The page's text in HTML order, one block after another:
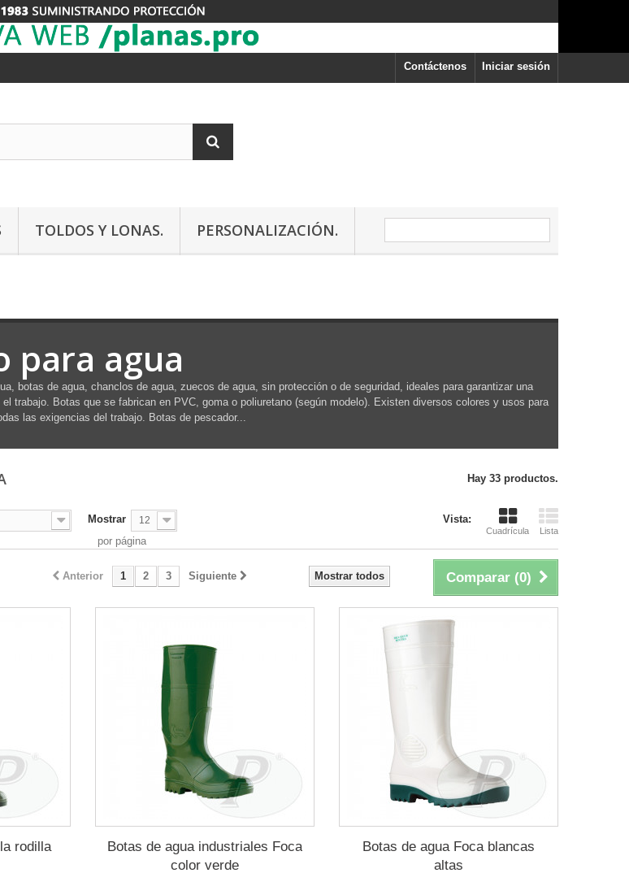
Iniciar sesión
Contáctenos
TOLDOS Y LONAS. PERSONALIZACIÓN.
para agua
botas de agua, chanclos de agua, zuecos de agua, sin protección o de seguridad, ideales para garantizar una
el trabajo. Botas que se fabrican en PVC, goma o poliuretano (según modelo). Existen diversos colores y usos para
las exigencias del trabajo. Botas de pescador...
Hay 33 productos.
Vista:
Cuadrícula Lista
Mostrar 12
por página
Comparar (0)
Mostrar todos
Anterior 1 2 3 Siguiente
rodilla
Botas de agua industriales Foca
color verde
Botas de agua Foca blancas
altas